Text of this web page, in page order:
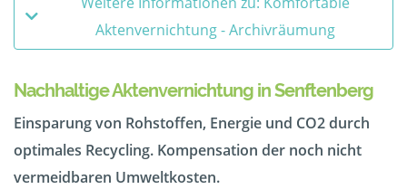
Aktenvernichtung - Archivräumung
Nachhaltige Aktenvernichtung in Senftenberg
Einsparung von Rohstoffen, Energie und CO2 durch
optimales Recycling. Kompensation der noch nicht
vermeidbaren Umweltkosten.